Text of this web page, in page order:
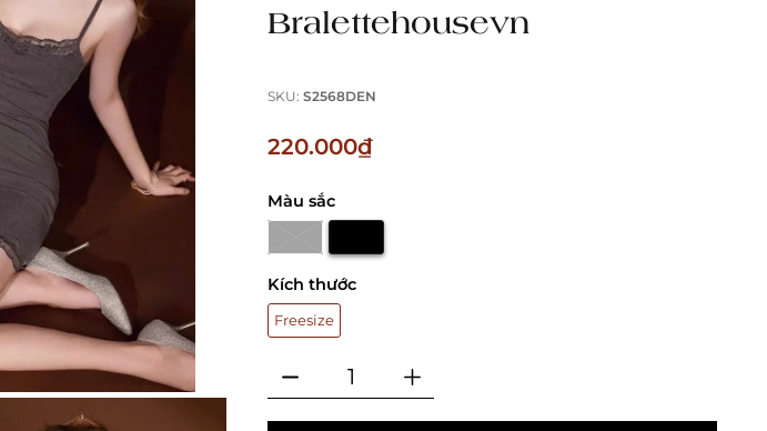
Bralettehousevn
SKU:S2568DEN
220.000₫
Màu sắc
Kích thước
Freesize